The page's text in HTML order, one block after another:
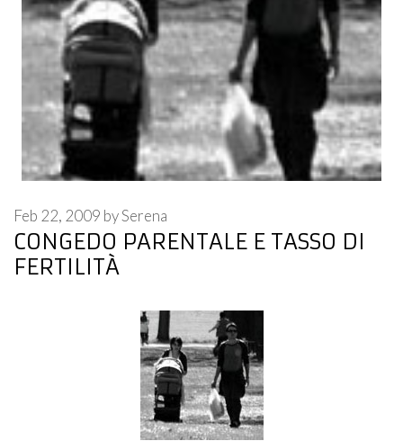
CONGEDO PARENTALE E TASSO DI
FERTILITÀ
Feb 22, 2009 bySerena